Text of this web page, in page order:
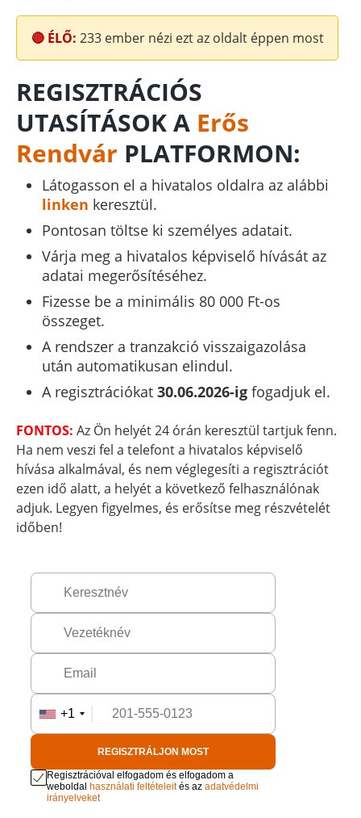
🔴 ÉLŐ: 233ember nézi ezt az oldalt éppen most
REGISZTRÁCIÓS
UTASÍTÁSOK A Erős
Rendvár PLATFORMON:
Látogasson el a hivatalos oldalra az alábbi
linken keresztül.
Pontosan töltse ki személyes adatait.
Várja meg a hivatalos képviselő hívását az
adatai megerősítéséhez.
Fizesse be a minimális 80 000 Ft-os
összeget.
A rendszer a tranzakció visszaigazolása
után automatikusan elindul.
A regisztrációkat30.06.2026-igfogadjuk el.
FONTOS: Az Ön helyét 24 órán keresztül tartjuk fenn.
Ha nem veszi fel a telefont a hivatalos képviselő
hívása alkalmával, és nem véglegesíti a regisztrációt
ezen idő alatt, a helyét a következő felhasználónak
adjuk. Legyen figyelmes, és erősítse meg részvételét
időben!
+1
REGISZTRÁLJON MOST
Regisztrációval elfogadom és elfogadom a
weboldal használati feltételeités azadatvédelmi
irányelveket